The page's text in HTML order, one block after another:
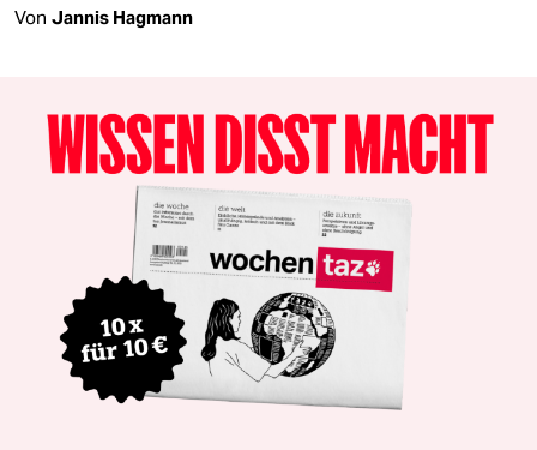
Von Jannis Hagmann